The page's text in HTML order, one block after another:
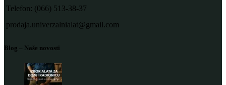
Telefon: (066) 513-38-37
prodaja.univerzalnialat@gmail.com
Blog – Naše novosti